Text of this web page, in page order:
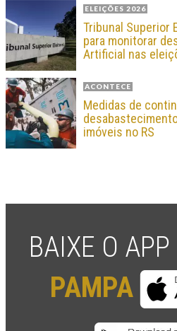
ELEIÇÕES 2026
Tribunal Superior
para monitorar
Artificial nas
ACONTECE
Medidas de
imóveis no RS
BAIXE O
PAMPA